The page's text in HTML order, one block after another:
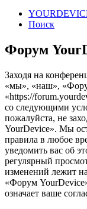
Поиск
Форум
Заходя на
«мы», «наш»,
«https://
со следующими
пожалуйста, не
YourDevice». Мы
правила в любое
уведомить вас об
регулярный
изменений лежит
«Форум
означает ваше